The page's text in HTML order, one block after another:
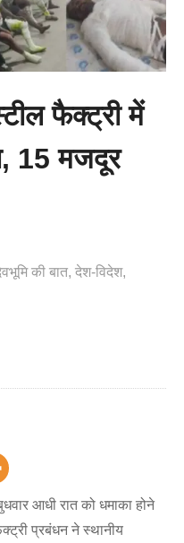
फैक्ट्री में
15 मजदूर
की बात देश-विदेश
आधी रात को धमाका होने
प्रबंधन ने स्थानीय